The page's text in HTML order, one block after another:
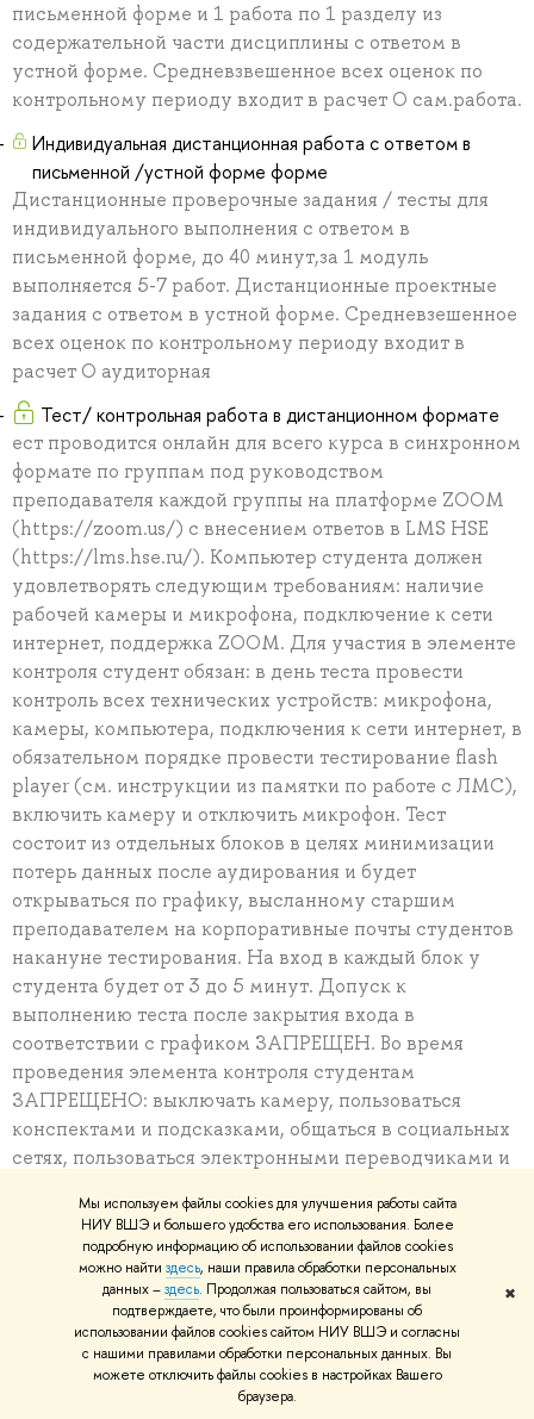
Мы используем файлы cookies для улучшения работы сайта
НИУ ВШЭ и большего удобства его использования. Более
подробную информацию об использовании файлов cookies
можно найти здесь, наши правила обработки персональных
данных –здесь. Продолжая пользоваться сайтом, вы
подтверждаете, что были проинформированы об
использовании файлов cookies сайтом НИУ ВШЭ и согласны
с нашими правилами обработки персональных данных. Вы
можете отключить файлы cookies в настройках Вашего
браузера.
✖
письменной форме и 1 работа по 1 разделу из
содержательной части дисциплины с ответом в
устной форме. Средневзвешенное всех оценок по
контрольному периоду входит в расчет О сам.работа.
Индивидуальная дистанционная работа с ответом в
письменной /устной форме форме
Дистанционные проверочные задания / тесты для
индивидуального выполнения с ответом в
письменной форме, до 40 минут,за 1 модуль
выполняется 5-7 работ. Дистанционные проектные
задания с ответом в устной форме. Средневзешенное
всех оценок по контрольному периоду входит в
расчет О аудиторная
Тест/ контрольная работа в дистанционном формате
ест проводится онлайн для всего курса в синхронном
формате по группам под руководством
преподавателя каждой группы на платформе ZOOM
(https://zoom.us/) с внесением ответов в LMS HSE
(https://lms.hse.ru/). Компьютер студента должен
удовлетворять следующим требованиям: наличие
рабочей камеры и микрофона, подключение к сети
интернет, поддержка ZOOM. Для участия в элементе
контроля студент обязан: в день теста провести
контроль всех технических устройств: микрофона,
камеры, компьютера, подключения к сети интернет, в
обязательном порядке провести тестирование flash
player (см. инструкции из памятки по работе с ЛМС),
включить камеру и отключить микрофон. Тест
состоит из отдельных блоков в целях минимизации
потерь данных после аудирования и будет
открываться по графику, высланному старшим
преподавателем на корпоративные почты студентов
накануне тестирования. На вход в каждый блок у
студента будет от 3 до 5 минут. Допуск к
выполнению теста после закрытия входа в
соответствии с графиком ЗАПРЕЩЕН. Во время
проведения элемента контроля студентам
ЗАПРЕЩЕНО: выключать камеру, пользоваться
конспектами и подсказками, общаться в социальных
сетях, пользоваться электронными переводчиками и
общаться с другими людьми, находящимися в момент
проведения теста рядом с ними. Кратковременным
нарушением связи во время элемента контроля
считается нарушение связи менее минуты.
Долговременным нарушением связи во время
элемента контроля считается нарушение минута и
более. При долговременном нарушении связи